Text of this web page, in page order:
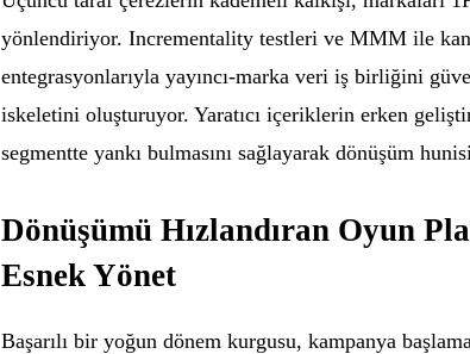
yönlendiriyor. Incrementality testleri ve MMM ile
entegrasyonlarıyla yayıncı-marka veri iş birliğini
iskeletini oluşturuyor. Yaratıcı içeriklerin erken
segmentte yankı bulmasını sağlayarak dönüşüm
Dönüşümü Hızlandıran Oyun
Esnek Yönet
Başarılı bir yoğun dönem kurgusu, kampanya